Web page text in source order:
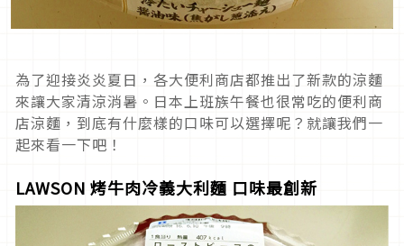
為了迎接炎炎夏日，各大便利商店都推出了新款的涼麵
來讓大家清涼消暑。日本上班族午餐也很常吃的便利商
店涼麵，到底有什麼樣的口味可以選擇呢？就讓我們一
起來看一下吧！
LAWSON 烤牛肉冷義大利麵 口味最創新